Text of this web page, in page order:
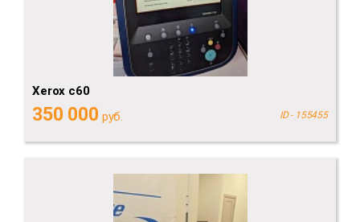
Xerox c60
350 000 руб. ID - 155455